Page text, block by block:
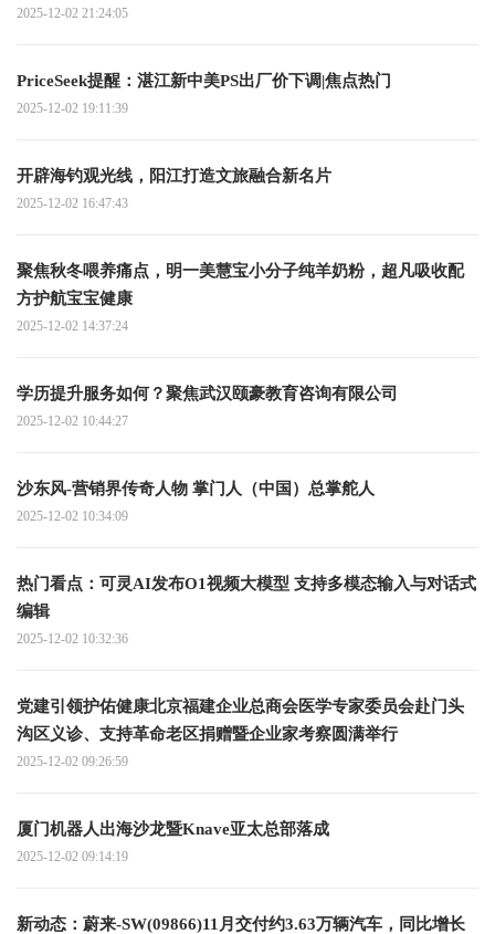
2025-12-02 21:24:05
PriceSeek提醒：湛江新中美PS出厂价下调|焦点热门
2025-12-02 19:11:39
开辟海钓观光线，阳江打造文旅融合新名片
2025-12-02 16:47:43
聚焦秋冬喂养痛点，明一美慧宝小分子纯羊奶粉，超凡吸收配
方护航宝宝健康
2025-12-02 14:37:24
学历提升服务如何？聚焦武汉颐豪教育咨询有限公司
2025-12-02 10:44:27
沙东风-营销界传奇人物 掌门人（中国）总掌舵人
2025-12-02 10:34:09
热门看点：可灵AI发布O1视频大模型 支持多模态输入与对话式
编辑
2025-12-02 10:32:36
党建引领护佑健康北京福建企业总商会医学专家委员会赴门头
沟区义诊、支持革命老区捐赠暨企业家考察圆满举行
2025-12-02 09:26:59
厦门机器人出海沙龙暨Knave亚太总部落成
2025-12-02 09:14:19
新动态：蔚来-SW(09866)11月交付约3.63万辆汽车，同比增长